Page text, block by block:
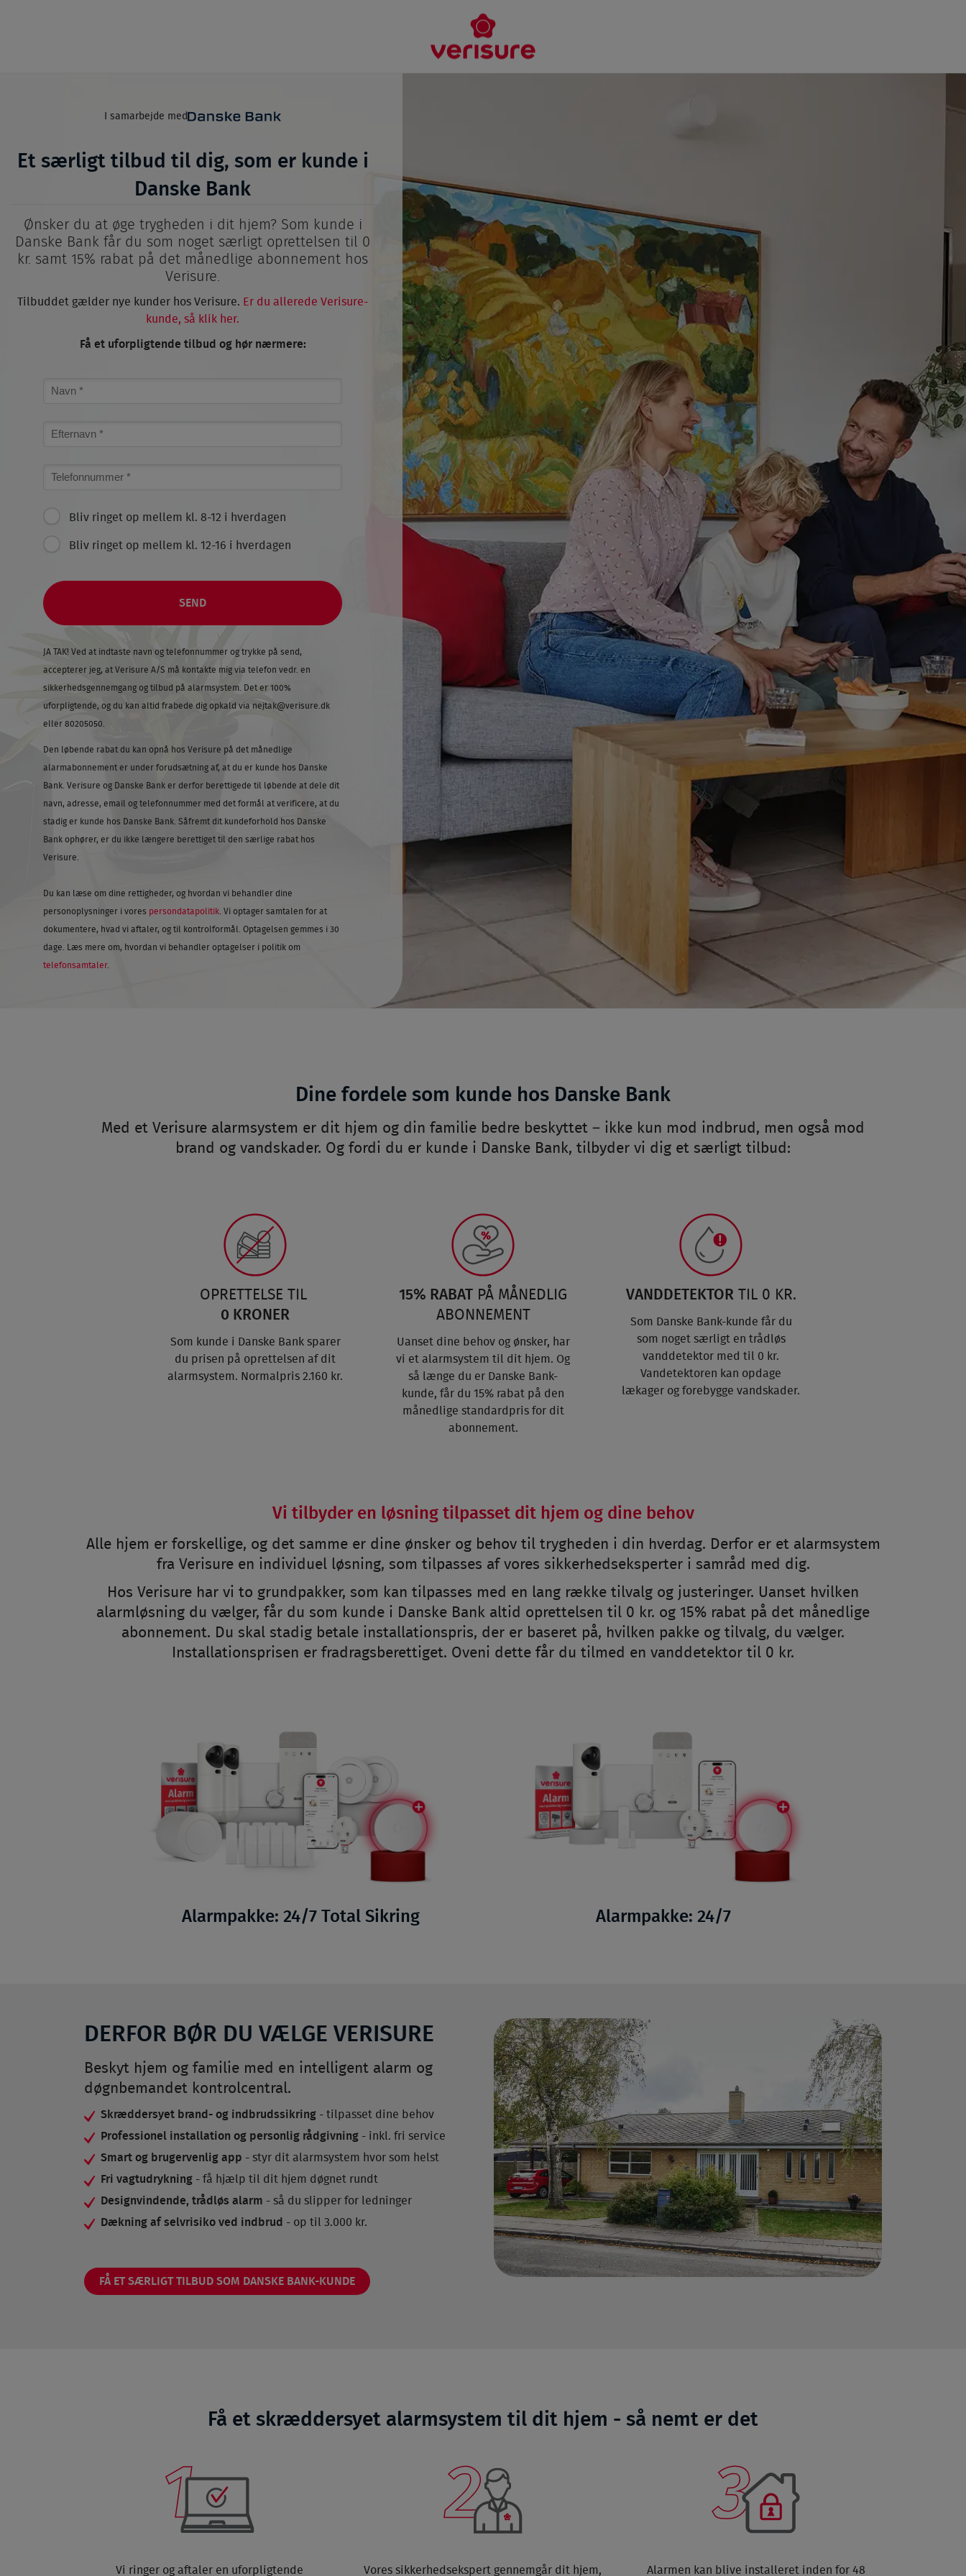
I samarbejde med
Et særligt tilbud til dig, som er kunde i
Danske Bank
Ønsker du at øge trygheden i dit hjem? Som kunde i
Danske Bank får du som noget særligt oprettelsen til 0
kr. samt 15% rabat på det månedlige abonnement hos
Verisure.
Tilbuddet gælder nye kunder hos Verisure. Er du allerede Verisure-
kunde, så klik her.
Få et uforpligtende tilbud og hør nærmere:
Name
Surname
Phone
Hvornår
du
kontaktes
i
hverdagen?
Bliv ringet op mellem kl. 8-12 i hverdagen
Bliv ringet op mellem kl. 12-16 i hverdagen
JA TAK! Ved at indtaste navn og telefonnummer og trykke på send,
accepterer jeg, at Verisure A/S må kontakte mig via telefon vedr. en
sikkerhedsgennemgang og tilbud på alarmsystem. Det er 100%
uforpligtende, og du kan altid frabede dig opkald via nejtak@verisure.dk
eller 80205050.
Den løbende rabat du kan opnå hos Verisure på det månedlige
alarmabonnement er under forudsætning af, at du er kunde hos Danske
Bank. Verisure og Danske Bank er derfor berettigede til løbende at dele dit
navn, adresse, email og telefonnummer med det formål at verificere, at du
stadig er kunde hos Danske Bank. Såfremt dit kundeforhold hos Danske
Bank ophører, er du ikke længere berettiget til den særlige rabat hos
Verisure.
Du kan læse om dine rettigheder, og hvordan vi behandler dine
personoplysninger i vores persondatapolitik. Vi optager samtalen for at
dokumentere, hvad vi aftaler, og til kontrolformål. Optagelsen gemmes i 30
dage. Læs mere om, hvordan vi behandler optagelser i politik om
telefonsamtaler.
Dine fordele som kunde hos Danske Bank
Med et Verisure alarmsystem er dit hjem og din familie bedre beskyttet – ikke kun mod indbrud, men også mod
brand og vandskader. Og fordi du er kunde i Danske Bank, tilbyder vi dig et særligt tilbud:
OPRETTELSE TIL
0 KRONER
Som kunde i Danske Bank sparer
du prisen på oprettelsen af dit
alarmsystem. Normalpris 2.160 kr.
15% RABAT PÅ MÅNEDLIG
ABONNEMENT
Uanset dine behov og ønsker, har
vi et alarmsystem til dit hjem. Og
så længe du er Danske Bank-
kunde, får du 15% rabat på den
månedlige standardpris for dit
abonnement.
VANDDETEKTOR TIL 0 KR.
Som Danske Bank-kunde får du
som noget særligt en trådløs
vanddetektor med til 0 kr.
Vandetektoren kan opdage
lækager og forebygge vandskader.
Vi tilbyder en løsning tilpasset dit hjem og dine behov
Alle hjem er forskellige, og det samme er dine ønsker og behov til trygheden i din hverdag. Derfor er et alarmsystem
fra Verisure en individuel løsning, som tilpasses af vores sikkerhedseksperter i samråd med dig.
Hos Verisure har vi to grundpakker, som kan tilpasses med en lang række tilvalg og justeringer. Uanset hvilken
alarmløsning du vælger, får du som kunde i Danske Bank altid oprettelsen til 0 kr. og 15% rabat på det månedlige
abonnement. Du skal stadig betale installationspris, der er baseret på, hvilken pakke og tilvalg, du vælger.
Installationsprisen er fradragsberettiget. Oveni dette får du tilmed en vanddetektor til 0 kr.
Alarmpakke: 24/7 Total Sikring Alarmpakke: 24/7
DERFOR BØR DU VÆLGE VERISURE
Beskyt hjem og familie med en intelligent alarm og
døgnbemandet kontrolcentral.
Skræddersyet brand- og indbrudssikring - tilpasset dine behov
Professionel installation og personlig rådgivning - inkl. fri service
Smart og brugervenlig app - styr dit alarmsystem hvor som helst
Fri vagtudrykning - få hjælp til dit hjem døgnet rundt
Designvindende, trådløs alarm - så du slipper for ledninger
Dækning af selvrisiko ved indbrud - op til 3.000 kr.
FÅ ET SÆRLIGT TILBUD SOM DANSKE BANK-KUNDE
Få et skræddersyet alarmsystem til dit hjem - så nemt er det
Vi ringer og aftaler en uforpligtende Vores sikkerhedsekspert gennemgår dit hjem, Alarmen kan blive installeret inden for 48